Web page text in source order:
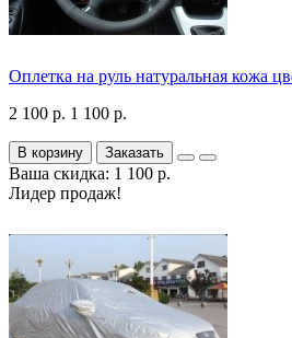
Оплетка на руль натуральная кожа
2 100 р. 1 100 р.
В корзину Заказать
Ваша скидка: 1 100 р.
Лидер продаж!